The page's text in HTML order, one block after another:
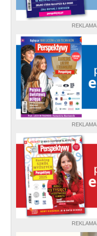
REKLAMA
REKLAMA
REKLAMA